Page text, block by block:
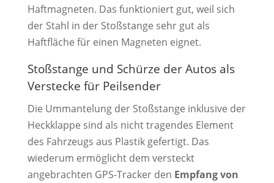
Haftmagneten. Das funktioniert gut, weil sich
der Stahl in der Stoßstange sehr gut als
Haftfläche für einen Magneten eignet.
Stoßstange und Schürze der Autos als
Verstecke für Peilsender
Die Ummantelung der Stoßstange inklusive der
Heckklappe sind als nicht tragendes Element
des Fahrzeugs aus Plastik gefertigt. Das
wiederum ermöglicht dem versteckt
angebrachten GPS-Tracker den Empfang von